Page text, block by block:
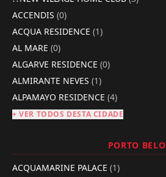
ACCENDIS (0)
ACQUA RESIDENCE (1)
AL MARE (0)
ALGARVE RESIDENCE (0)
ALMIRANTE NEVES (1)
ALPAMAYO RESIDENCE (4)
+ VER TODOS DESTA CIDADE
PORTO BELO
ACQUAMARINE PALACE (1)